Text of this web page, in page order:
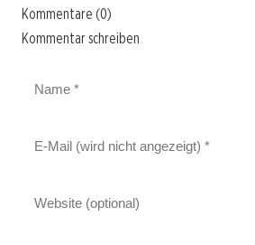
Kommentare (0)
Kommentar schreiben